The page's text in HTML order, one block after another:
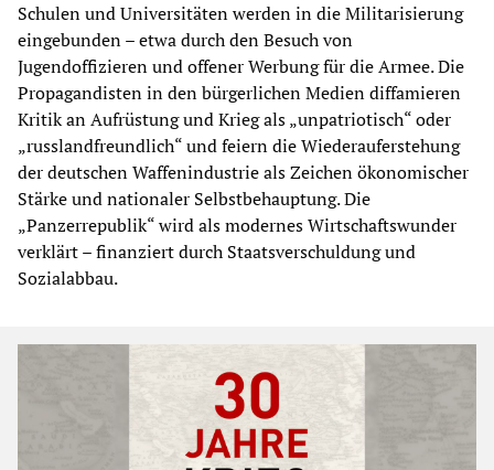
Schulen und Universitäten werden in die Militarisierung
eingebunden – etwa durch den Besuch von
Jugendoffizieren und offener Werbung für die Armee. Die
Propagandisten in den bürgerlichen Medien diffamieren
Kritik an Aufrüstung und Krieg als „unpatriotisch“ oder
„russlandfreundlich“ und feiern die Wiederauferstehung
der deutschen Waffenindustrie als Zeichen ökonomischer
Stärke und nationaler Selbstbehauptung. Die
„Panzerrepublik“ wird als modernes Wirtschaftswunder
verklärt – finanziert durch Staatsverschuldung und
Sozialabbau.